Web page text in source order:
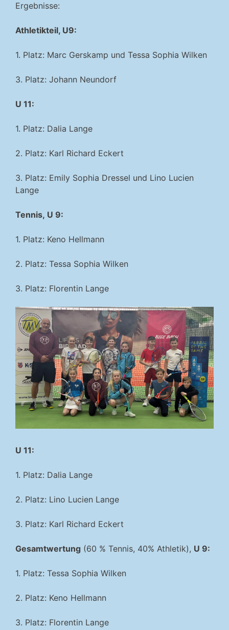
Ergebnisse:
Athletikteil, U9:
1. Platz: Marc Gerskamp und Tessa Sophia Wilken
3. Platz: Johann Neundorf
U 11:
1. Platz: Dalia Lange
2. Platz: Karl Richard Eckert
3. Platz: Emily Sophia Dressel und Lino Lucien
Lange
Tennis, U 9:
1. Platz: Keno Hellmann
2. Platz: Tessa Sophia Wilken
3. Platz: Florentin Lange
U 11:
1. Platz: Dalia Lange
2. Platz: Lino Lucien Lange
3. Platz: Karl Richard Eckert
Gesamtwertung (60 % Tennis, 40% Athletik), U 9:
1. Platz: Tessa Sophia Wilken
2. Platz: Keno Hellmann
3. Platz: Florentin Lange